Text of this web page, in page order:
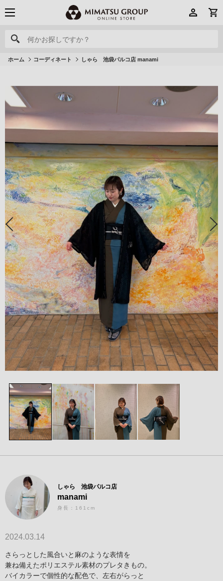
何かお探しですか？
何かお探しですか？
ホーム コーディネート しゃら 池袋パルコ店 manami
しゃら 池袋パルコ店
manami
身長：161cm
2024.03.14
さらっとした風合いと麻のような表情を
兼ね備えたポリエステル素材のプレタきもの。
バイカラーで個性的な配色で、左右がらっと